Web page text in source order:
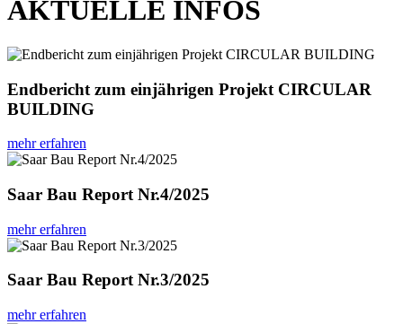
AKTUELLE INFOS
Endbericht zum einjährigen Projekt CIRCULAR
BUILDING
mehr erfahren
Saar Bau Report Nr.4/2025
mehr erfahren
Saar Bau Report Nr.3/2025
mehr erfahren